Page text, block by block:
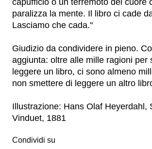
capufficio o un terremoto del cuore
paralizza la mente. Il libro ci cade
Lasciamo che cada."
Giudizio da condividere in pieno.
aggiunta: oltre alle mille ragioni per
leggere un libro, ci sono almeno
non smettere di leggere un altro
Illustrazione: Hans Olaf Heyerdahl,
Vinduet, 1881
Condividi su